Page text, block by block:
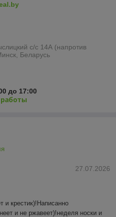
с/с 14А (напротив
Беларусь
до 17:00
27.07.2026
и крестик)!Написанно
и не ржавеет)!неделя носки и